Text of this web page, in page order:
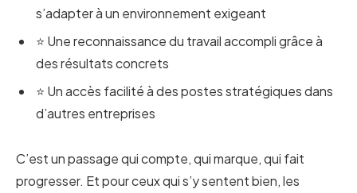
s’adapter à un environnement exigeant
⭐ Une reconnaissance du travail accompli grâce à
des résultats concrets
⭐ Un accès facilité à des postes stratégiques dans
d’autres entreprises
C’est un passage qui compte, qui marque, qui fait
progresser. Et pour ceux qui s’y sentent bien, les